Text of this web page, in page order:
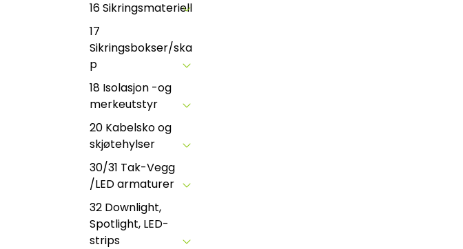
16 Sikringsmateriell
17
Sikringsbokser/ska
p
18 Isolasjon -og
merkeutstyr
20 Kabelsko og
skjøtehylser
30/31 Tak-Vegg
/LED armaturer
32 Downlight,
Spotlight, LED-
strips